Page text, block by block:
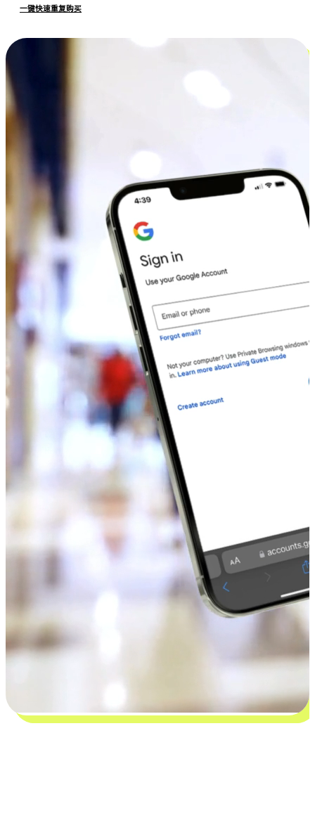
一键快速重复购买